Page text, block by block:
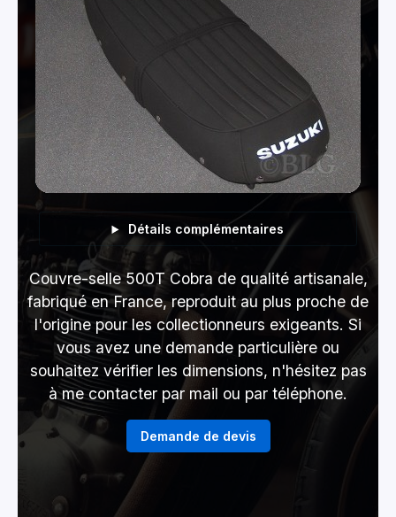
Détails complémentaires
Couvre-selle 500T Cobra de qualité artisanale,
fabriqué en France, reproduit au plus proche de
l'origine pour les collectionneurs exigeants. Si
vous avez une demande particulière ou
souhaitez vérifier les dimensions, n'hésitez pas
à me contacter par mail ou par téléphone.
Demande de devis